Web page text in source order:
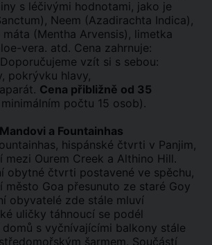
s léčivými hodnotami, jako je
Neem (Azadirachta Indica),
(Mentha Arvensis), limetka
vera. atd. Cena zahrnuje:
vzít si s sebou:
pokrývku hlavy,
Cena přibližně od 35
počtu 15 osob).
a Fountainhas
hispánské čtvrti v Panjim,
mezi Ourem Creek a Althino Hill.
obytné čtvrti postavené ve spěchu,
město Goa přesunuto ze staré Goy
obyvatelé zde stále mluví
uličky táhnoucí se podél
s vyčnívajícími balkony stále
šarmem. Součástí